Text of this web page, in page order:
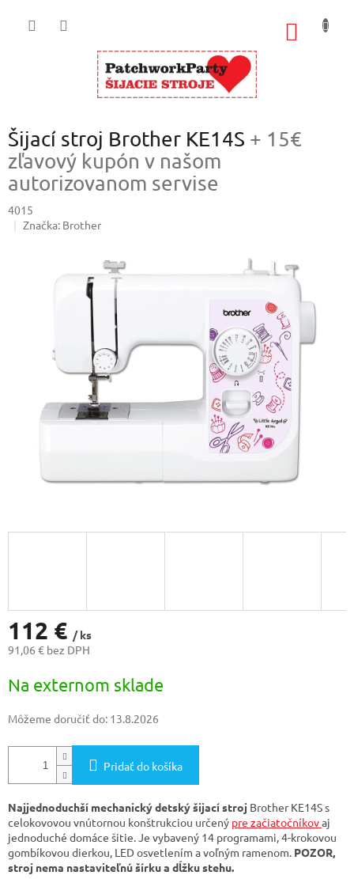
Šijací stroj Brother KE14S + 15€
zľavový kupón v našom
autorizovanom servise
4015
Značka: Brother
112 € / ks
91,06 € bez DPH
cena:
Na externom sklade
Môžeme doručiť do: 13.8.2026
Pridať do košíka
Najjednoduchší mechanický detský šijací stroj Brother KE14S s
celokovovou vnútornou konštrukciou určený pre začiatočníkovaj
jednoduché domáce šitie. Je vybavený 14 programami, 4-krokovou
gombíkovou dierkou, LED osvetlením a voľným ramenom. POZOR,
stroj nema nastaviteľnú šírku a dĺžku stehu.